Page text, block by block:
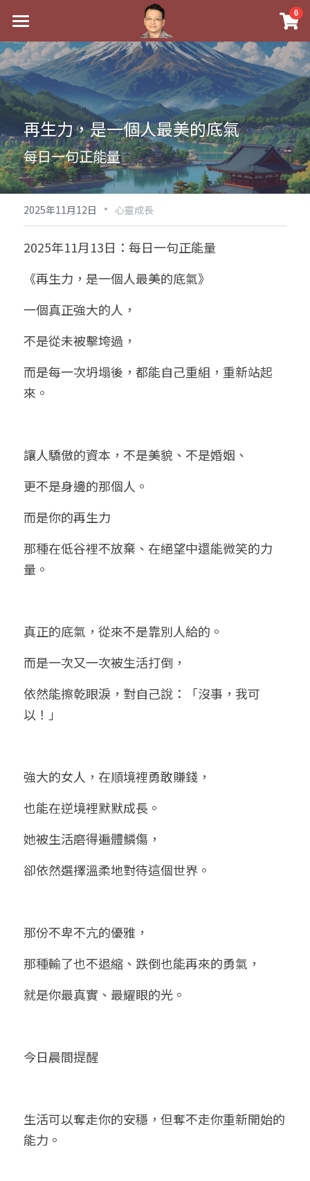
0
最新消息
關於我
實體經營
祖傳命理
手工印鑑
課程介紹
五行八字學
後天派陽宅
Blog
黃金會員專區
八字雜記
心靈成長
人氣最高
站長精選
臉書生活
試閱專區
Podcast聽書
團隊訓練營
八字視頻
陽宅視頻
線上直播
線上學苑
八字初階班1
八字初階班2
八字進階班
八字中階班
五行計算初階班
五行計算高階班
團隊訓練營
命理商城
八字完整班
《十神高階實戰錄》完整典藏版
科學八字推理PDF
我的著作
科學八字推理1
科學八字推理2
輕鬆學會科學八字推理
與我預約
批命預約
FB粉絲頁
登錄/註冊
support@p8zicourse.com
再生力，是一個人最美的底氣
每日一句正能量
2025年11月12日 · 心靈成長
2025年11月13日：每日一句正能量
《再生力，是一個人最美的底氣》
一個真正強大的人，
不是從未被擊垮過，
而是每一次坍塌後，都能自己重組，重新站起
來。
讓人驕傲的資本，不是美貌、不是婚姻、
更不是身邊的那個人。
而是你的再生力
那種在低谷裡不放棄、在絕望中還能微笑的力
量。
真正的底氣，從來不是靠別人給的。
而是一次又一次被生活打倒，
依然能擦乾眼淚，對自己說：「沒事，我可
以！」
強大的女人，在順境裡勇敢賺錢，
也能在逆境裡默默成長。
她被生活磨得遍體鱗傷，
卻依然選擇溫柔地對待這個世界。
那份不卑不亢的優雅，
那種輸了也不退縮、跌倒也能再來的勇氣，
就是你最真實、最耀眼的光。
今日晨間提醒
生活可以奪走你的安穩，但奪不走你重新開始的
能力。
×
商品分類
八字線上完整班
科學八字推理PDF
《十神高階實戰錄》完整典藏版
1美元超值PDF